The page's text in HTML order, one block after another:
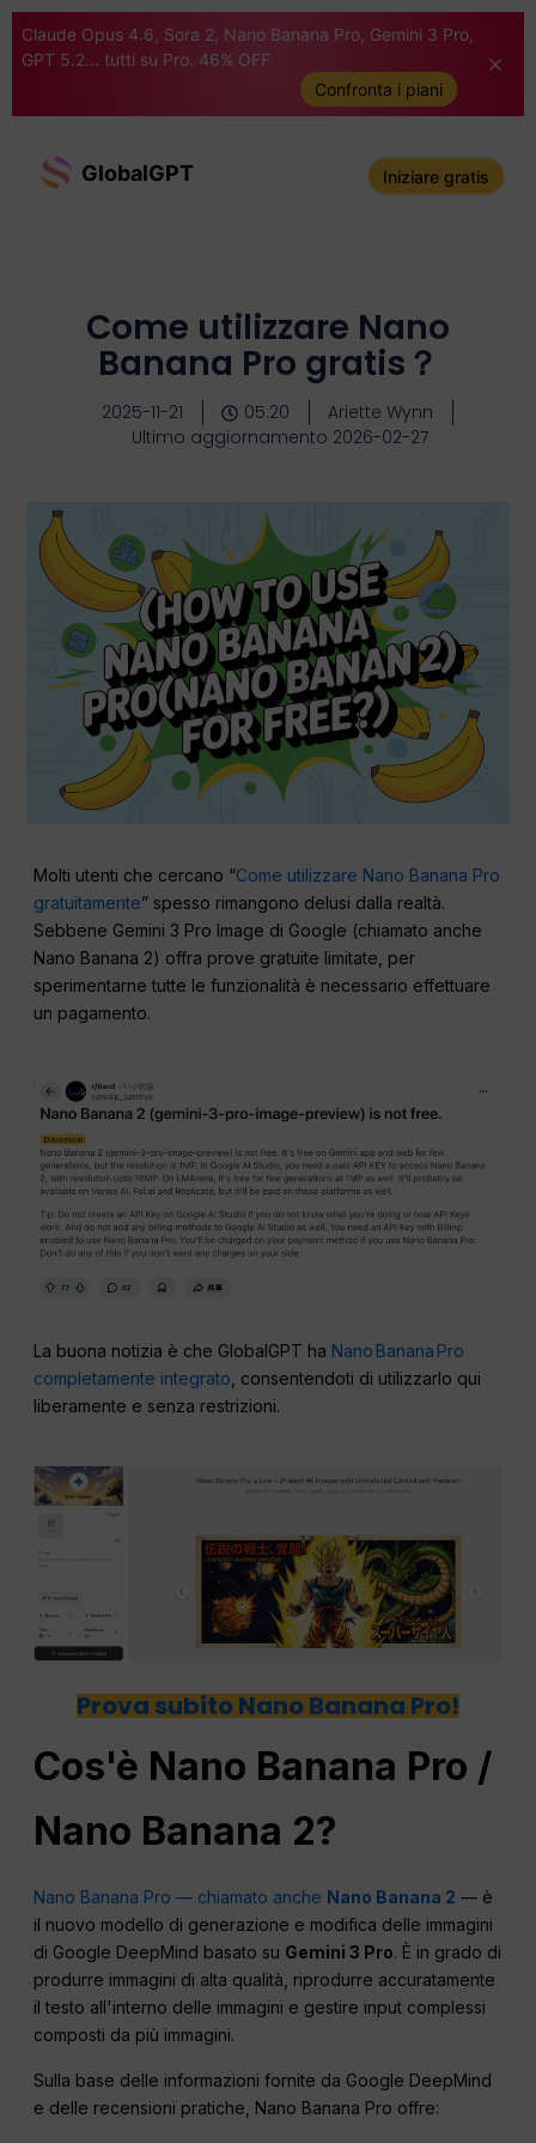
Claude Opus 4.6, Sora 2, Nano Banana Pro, Gemini 3 Pro,
GPT 5.2... tutti su Pro. 46% OFF
Confronta i piani
GlobalGPT Iniziare gratis
Come utilizzare Nano
Banana Pro gratis？
2025-11-21 05:20
Ariette Wynn
Ultimo aggiornamento 2026-02-27
Molti utenti che cercano “Come utilizzare Nano Banana Pro
gratuitamente” spesso rimangono delusi dalla realtà.
Sebbene Gemini 3 Pro Image di Google (chiamato anche
Nano Banana 2) offra prove gratuite limitate, per
sperimentarne tutte le funzionalità è necessario effettuare
un pagamento.
La buona notizia è che GlobalGPT ha Nano Banana Pro
completamente integrato , consentendoti di utilizzarlo qui
liberamente e senza restrizioni.
Prova subito Nano Banana Pro!
Cos'è Nano Banana Pro /
Nano Banana 2?
Nano Banana Pro — chiamato anche Nano Banana 2 — è
il nuovo modello di generazione e modifica delle immagini
di Google DeepMind basato su Gemini 3 Pro. È in grado di
produrre immagini di alta qualità, riprodurre accuratamente
il testo all'interno delle immagini e gestire input complessi
composti da più immagini.
Sulla base delle informazioni fornite da Google DeepMind
e delle recensioni pratiche, Nano Banana Pro offre: